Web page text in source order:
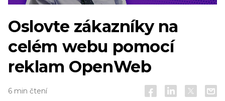
Oslovte zákazníky na
celém webu pomocí
reklam OpenWeb
6 min čtení